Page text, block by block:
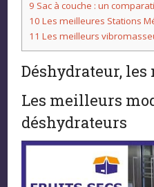
9 Sac à couche : un
10 Les meilleures Stations
11 Les meilleurs
Déshydrateur,
Les meilleurs
déshydrateurs